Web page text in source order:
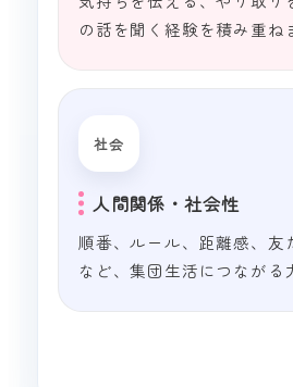
の話を聞く経験を積み重ね
社会
人間関係・社会性
順番、ルール、距離感、友
など、集団生活につながる